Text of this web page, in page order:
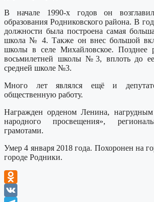
В начале 1990-х годов он
образования Родниковского района. В
должности была построена самая
школа № 4. Также он внес большой
школы в селе Михайловское. Позднее
восьмилетней школы №3, вплоть до
средней школе №3.
Много лет являлся ещё и
общественную работу.
Награжден орденом Ленина,
народного просвещения»,
грамотами.
Умер 4 января 2018 года. Похоронен на
городе Родники.
Odnoklassniki